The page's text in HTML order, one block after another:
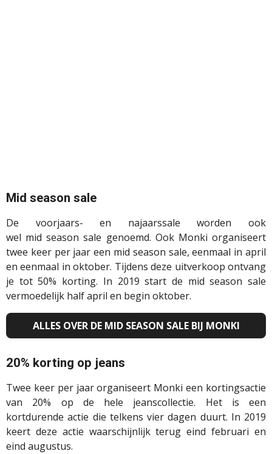
Mid season sale
De voorjaars- en najaarssale
worden ook
wel mid season sale genoemd. Ook Monki organiseert
twee keer per jaar een mid season sale, eenmaal in april
en eenmaal in oktober. Tijdens deze uitverkoop ontvang
je tot 50% korting. In 2019 start de mid season sale
vermoedelijk half april en begin oktober.
ALLES OVER DE MID SEASON SALE BIJ MONKI
20% korting op jeans
Twee keer per jaar organiseert Monki een kortingsactie
van 20% op de hele jeanscollectie. Het is een
kortdurende actie die telkens vier dagen duurt. In 2019
keert deze actie waarschijnlijk terug eind februari en
eind augustus.